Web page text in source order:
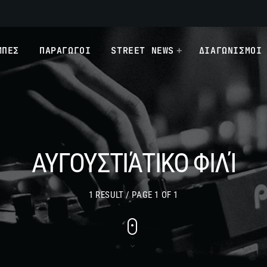
ΠΑΡΑΓΩΓΟΙ STREET NEWS ΔΙΑΓΩΝΙΣΜΟΙ
ΑΥΓΟΥΣΤΙΆΤΙΚΟ ΦΙΛΊ
1 RESULT / PAGE 1 OF 1